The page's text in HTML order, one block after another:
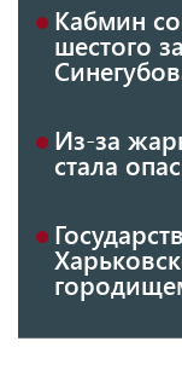
Кабмин
шестого
Из-за
стала